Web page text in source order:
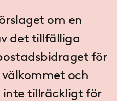
om en
det tillfälliga
för
och
tillräckligt för